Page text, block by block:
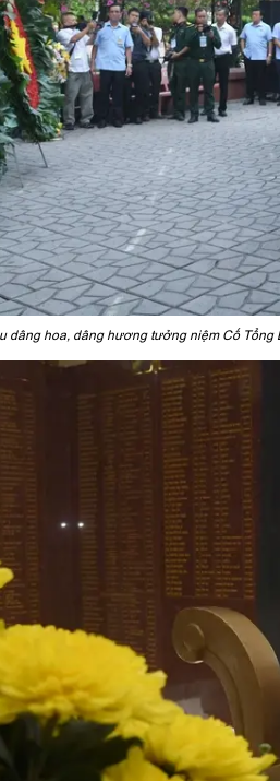
dâng hoa, dâng hương tưởng niệm Cố Tổng